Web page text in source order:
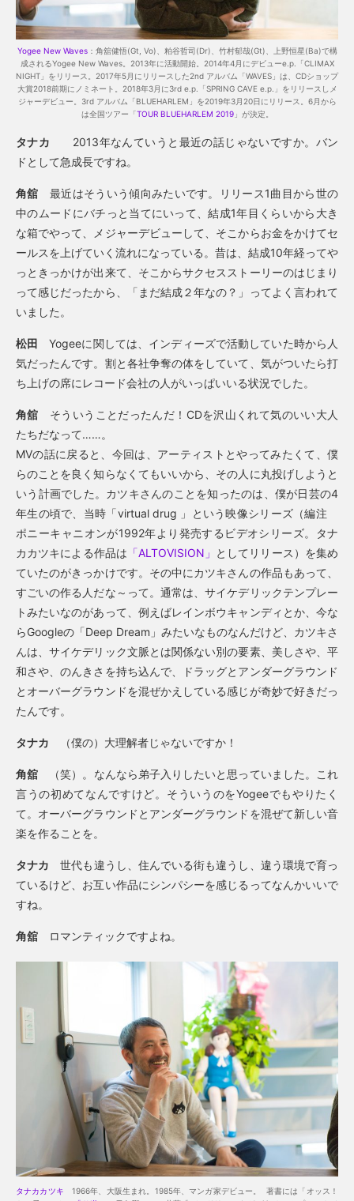
Yogee New Waves：角舘健悟(Gt, Vo)、粕谷哲司(Dr)、竹村郁哉(Gt)、上野恒星(Ba)で構
成されるYogee New Waves。2013年に活動開始。2014年4月にデビューe.p.「CLIMAX
NIGHT」をリリース。2017年5月にリリースした2nd アルバム「WAVES」は、CDショップ
大賞2018前期にノミネート。2018年3月に3rd e.p.「SPRING CAVE e.p.」をリリースしメ
ジャーデビュー。3rd アルバム「BLUEHARLEM」を2019年3月20日にリリース。6月から
は全国ツアー「TOUR BLUEHARLEM 2019」が決定。
タナカ 2013年なんていうと最近の話じゃないですか。バン
ドとして急成長ですね。
角舘 最近はそういう傾向みたいです。リリース1曲目から世の
中のムードにバチっと当てにいって、結成1年目くらいから大き
な箱でやって、メジャーデビューして、そこからお金をかけてセ
ールスを上げていく流れになっている。昔は、結成10年経ってや
っときっかけが出来て、そこからサクセスストーリーのはじまり
って感じだったから、「まだ結成２年なの？」ってよく言われて
いました。
松田 Yogeeに関しては、インディーズで活動していた時から人
気だったんです。割と各社争奪の体をしていて、気がついたら打
ち上げの席にレコード会社の人がいっぱいいる状況でした。
角舘 そういうことだったんだ！CDを沢山くれて気のいい大人
たちだなって……。
MVの話に戻ると、今回は、アーティストとやってみたくて、僕
らのことを良く知らなくてもいいから、その人に丸投げしようと
いう計画でした。カツキさんのことを知ったのは、僕が日芸の4
年生の頃で、当時「virtual drug 」という映像シリーズ（編注
ポニーキャニオンが1992年より発売するビデオシリーズ。タナ
カカツキによる作品は 「ALTOVISION」 としてリリース）を集め
ていたのがきっかけです。その中にカツキさんの作品もあって、
すごいの作る人だな～って。通常は、サイケデリックテンプレー
トみたいなのがあって、例えばレインボウキャンディとか、今な
らGoogleの「Deep Dream」みたいなものなんだけど、カツキさ
んは、サイケデリック文脈とは関係ない別の要素、美しさや、平
和さや、のんきさを持ち込んで、ドラッグとアンダーグラウンド
とオーバーグラウンドを混ぜかえしている感じが奇妙で好きだっ
たんです。
タナカ （僕の）大理解者じゃないですか！
角舘
（笑）。なんなら弟子入りしたいと思っていました。これ
言うの初めてなんですけど。そういうのをYogeeでもやりたく
て。オーバーグラウンドとアンダーグラウンドを混ぜて新しい音
楽を作ることを。
タナカ 世代も違うし、住んでいる街も違うし、違う環境で育っ
ているけど、お互い作品にシンパシーを感じるってなんかいいで
すね。
角舘 ロマンティックですよね。
タナカカツキ 1966年、大阪生まれ。1985年、マンガ家デビュー。 著書には「オッス！